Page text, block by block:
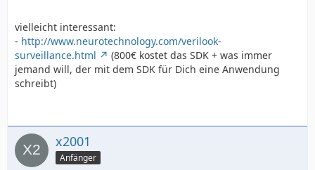
vielleicht interessant:
- http://www.neurotechnology.com/verilook-
surveillance.html
(800€ kostet das SDK + was immer
jemand will, der mit dem SDK für Dich eine Anwendung
schreibt)
x2001
Anfänger